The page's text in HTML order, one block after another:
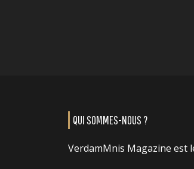
QUI SOMMES-NOUS ?
VerdamMnis Magazine est